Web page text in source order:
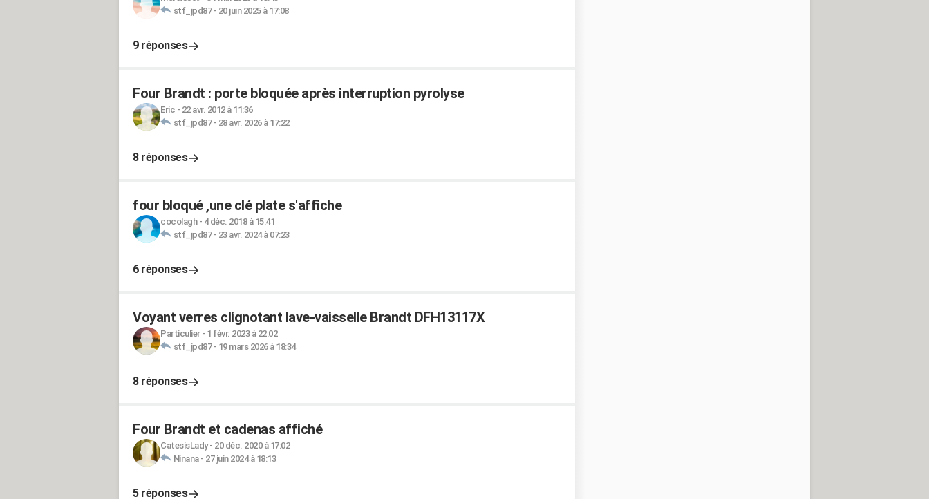
stf_jpd87- 20 juin 2025 à 17:08
9 réponses
Four Brandt : porte bloquée après interruption pyrolyse
Eric - 22 avr. 2012 à 11:36
stf_jpd87- 28 avr. 2026 à 17:22
8 réponses
four bloqué ,une clé plate s'affiche
cocolagh- 4 déc. 2018 à 15:41
stf_jpd87- 23 avr. 2024 à 07:23
6 réponses
Voyant verres clignotant lave-vaisselle Brandt DFH13117X
Particulier- 1 févr. 2023 à 22:02
stf_jpd87- 19 mars 2026 à 18:34
8 réponses
Four Brandt et cadenas affiché
CatesisLady- 20 déc. 2020 à 17:02
Ninana- 27 juin 2024 à 18:13
5 réponses